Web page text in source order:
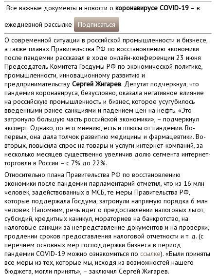
Все важные документы и новости о коронавирусе COVID-19– в
ежедневной рассылке
Подписаться
О современной ситуации в российской промышленности и бизнесе,
а также планах Правительства РФ по восстановлению экономики
после пандемии рассказал в ходе онлайн-конференции 23 июня
Председатель Комитета Госдумы РФ по экономической политике,
промышленности, инновационному развитию и
предпринимательству Сергей Жигарев. Депутат подчеркнул, что
пандемия коронавируса, безусловно, оказала негативное влияние
на российскую промышленность и бизнес, которое усугубилось
введенными ранее санкциями и падением цен на нефть. «Это
затронуло большую часть российской экономики», – подчеркнул
эксперт. Однако, по его мнению, есть и плюсы от пандемии. Во-
первых, она дала толчок развитию медицины и фармацевтики. Во-
вторых, повысила спрос на товары и услуги интернет-компаний, за
несколько месяцев существенно увеличив долю сегмента интернет-
торговли в России – с 7% до 22%.
Относительно плана Правительства РФ по восстановлению
экономики после пандемии парламентарий отметил, что из 16 млн
человек, задействованных в МСБ, те меры Правительства РФ,
которые поддержала Госдума, затронули напрямую порядка 6 млн
человек. Напомним, речь идет о предоставлении налоговых льгот,
субсидий, кредитных каникул, мораториев на банкротство, на
налоговые санкции за непредставление документов и на проверки,
продлении сроков предоставления налоговой отчетности и т. д. (с
перечнем основных мер господдержки бизнеса в период
пандемии COVID-19 можно ознакомиться по ссылке). «Были приняты
все меры из тех, которые мы, исходя из возможностей нашего
бюджета, могли принять», – заключил Сергей Жигарев.